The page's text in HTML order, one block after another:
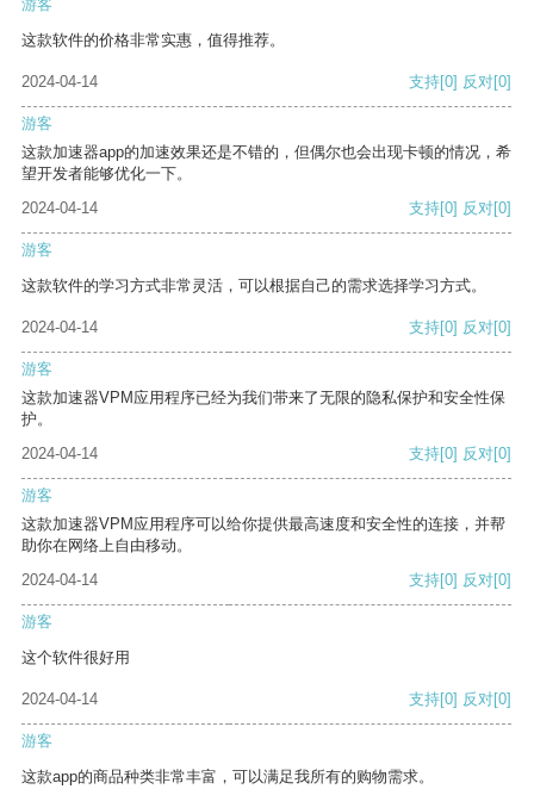
游客
这款软件的价格非常实惠，值得推荐。
2024-04-14 支持[0] 反对[0]
游客
这款加速器app的加速效果还是不错的，但偶尔也会出现卡顿的情况，希
望开发者能够优化一下。
2024-04-14
支持[0] 反对[0]
游客
这款软件的学习方式非常灵活，可以根据自己的需求选择学习方式。
2024-04-14 支持[0] 反对[0]
游客
这款加速器VPM应用程序已经为我们带来了无限的隐私保护和安全性保
护。
2024-04-14
支持[0] 反对[0]
游客
这款加速器VPM应用程序可以给你提供最高速度和安全性的连接，并帮
助你在网络上自由移动。
2024-04-14
支持[0] 反对[0]
游客
这个软件很好用
2024-04-14 支持[0] 反对[0]
游客
这款app的商品种类非常丰富，可以满足我所有的购物需求。